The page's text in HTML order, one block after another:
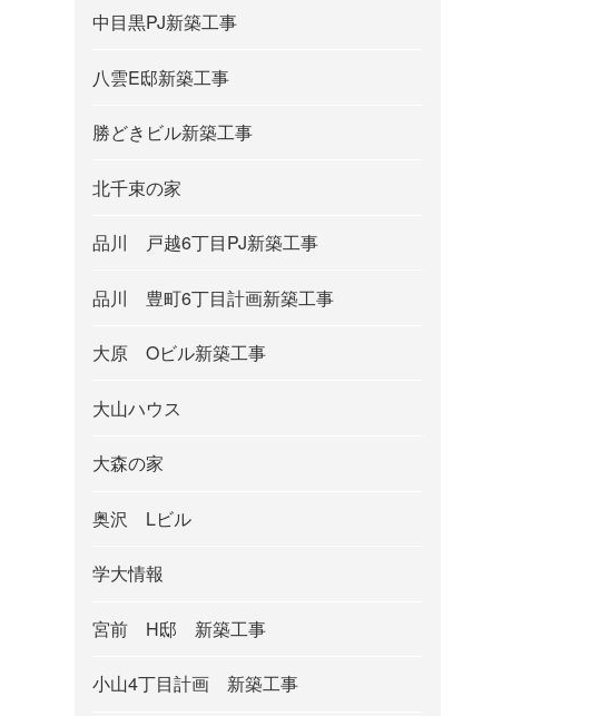
中目黒PJ新築工事
八雲E邸新築工事
勝どきビル新築工事
北千束の家
品川 戸越6丁目PJ新築工事
品川 豊町6丁目計画新築工事
大原 Oビル新築工事
大山ハウス
大森の家
奥沢 Lビル
学大情報
宮前 H邸 新築工事
小山4丁目計画 新築工事